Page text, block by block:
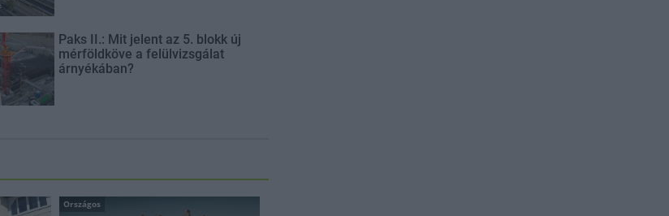
Paks II.: Mit jelent az 5. blokk új
mérföldköve a felülvizsgálat
árnyékában?
Országos